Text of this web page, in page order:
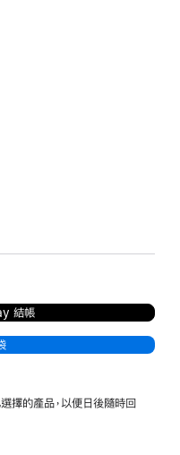
結帳
擇的產品，以便日後隨時回